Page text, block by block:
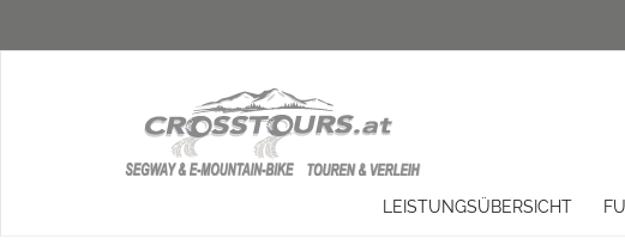
LEISTUNGSÜBERSICHT